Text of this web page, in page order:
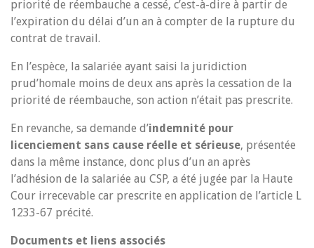
priorité de réembauche a cessé, c’est-à-dire à partir de
l’expiration du délai d’un an à compter de la rupture du
contrat de travail.
En l’espèce, la salariée ayant saisi la juridiction
prud’homale moins de deux ans après la cessation de la
priorité de réembauche, son action n’était pas prescrite.
En revanche, sa demande d’indemnité pour
licenciement sans cause réelle et sérieuse, présentée
dans la même instance, donc plus d’un an après
l’adhésion de la salariée au CSP, a été jugée par la Haute
Cour irrecevable car prescrite en application de l’article L
1233-67 précité.
Documents et liens associés